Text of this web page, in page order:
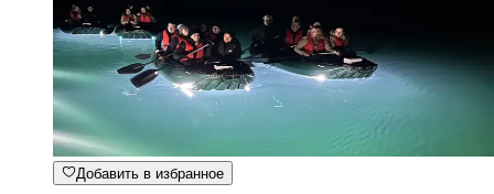
Добавить в избранное